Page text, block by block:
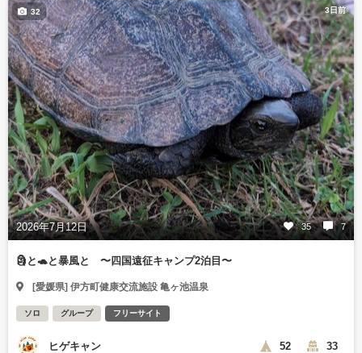
3日前
2026年7月12日 35 7
32
🗿と🐢と暴風と 〜四国遠征キャンプ2泊目〜
[愛媛県] 伊方町健康交流施設 亀ヶ池温泉
ソロ グループ フリーサイト
ヒゲキャン 52 33